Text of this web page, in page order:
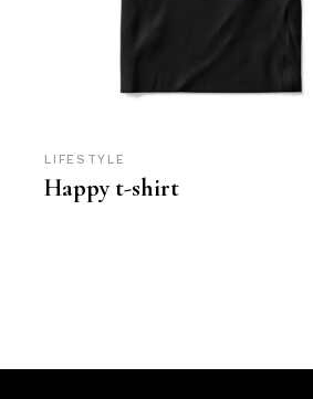
LIFESTYLE
Happy t-shirt